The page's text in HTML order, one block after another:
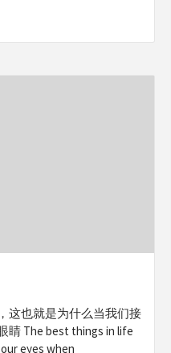
这也就是为什么当我们接
睛 The best things in life
eyes when